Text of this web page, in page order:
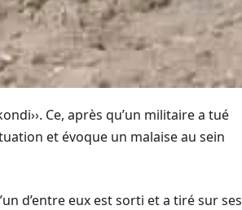
Ce, après qu’un militaire a tué
et évoque un malaise au sein
d’entre eux est sorti et a tiré sur ses